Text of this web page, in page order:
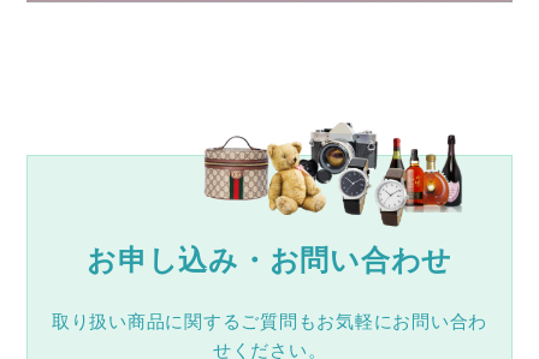
お申し込み・お問い合わせ
取り扱い商品に関するご質問もお気軽にお問い合わ
せください。